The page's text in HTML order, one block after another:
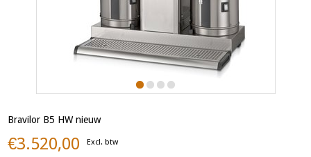
Bravilor B5 HW nieuw
€3.520,00 Excl. btw